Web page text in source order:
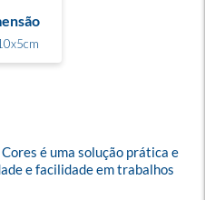
é uma solução prática e
e facilidade em trabalhos